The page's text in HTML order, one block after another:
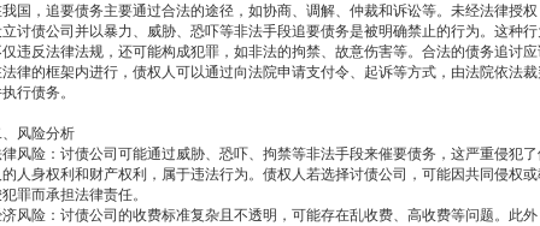
国，追要债务主要通过合法的途径，如协商、调解、仲裁和诉讼等。未经法律授权
讨债公司并以暴力、威胁、恐吓等非法手段追要债务是被明确禁止的行为。这种行
违反法律法规，还可能构成犯罪，如非法的拘禁、故意伤害等。合法的债务追讨应
律的框架内进行，债权人可以通过向法院申请支付令、起诉等方式，由法院依法裁
行债务。
风险分析
风险：讨债公司可能通过威胁、恐吓、拘禁等非法手段来催要债务，这严重侵犯了
人身权利和财产权利，属于违法行为。债权人若选择讨债公司，可能因共同侵权或
罪而承担法律责任。
风险：讨债公司的收费标准复杂且不透明，可能存在乱收费、高收费等问题。此外